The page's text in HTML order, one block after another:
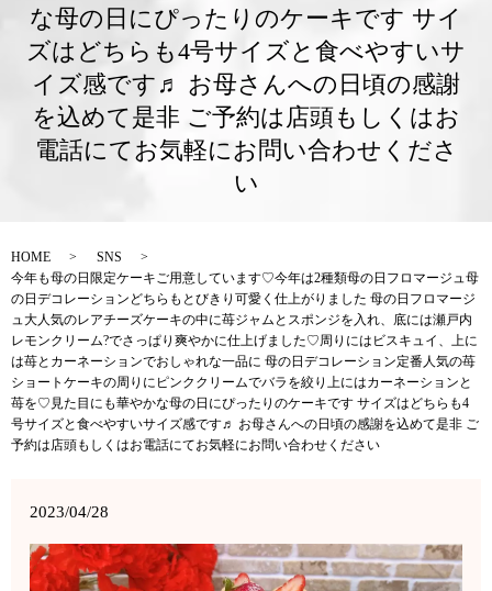
な母の日にぴったりのケーキです サイ
ズはどちらも4号サイズと食べやすいサ
イズ感です♬ お母さんへの日頃の感謝
を込めて是非 ご予約は店頭もしくはお
電話にてお気軽にお問い合わせくださ
い️
HOME
SNS
今年も母の日限定ケーキご用意しています♡今年は2種類︎母の日フロマージュ︎︎母
の日デコレーション︎どちらもとびきり可愛く仕上がりました ︎母の日フロマージ
ュ︎大人気のレアチーズケーキの中に苺ジャムとスポンジを入れ、底には瀬戸内
レモンクリーム?でさっぱり爽やかに仕上げました♡周りにはビスキュイ、上に
は苺とカーネーションでおしゃれな一品に ︎母の日デコレーション︎定番人気の苺
ショートケーキの周りにピンククリームでバラを絞り上にはカーネーションと
苺を♡見た目にも華やかな母の日にぴったりのケーキです サイズはどちらも4
号サイズと食べやすいサイズ感です♬ お母さんへの日頃の感謝を込めて是非 ご
予約は店頭もしくはお電話にてお気軽にお問い合わせください️
2023/04/28